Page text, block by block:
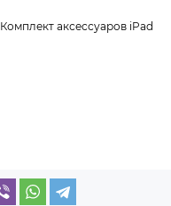
Комплект аксессуаров iPad